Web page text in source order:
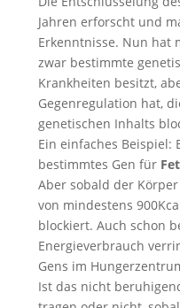
Jahren erforscht und
Erkenntnisse. Nun hat
zwar bestimmte
Krankheiten besitzt,
Gegenregulation hat,
genetischen Inhalts
Ein einfaches Beispiel:
bestimmtes Gen für
Aber sobald der
von mindestens
blockiert. Auch schon
Energieverbrauch
Gens im
Ist das nicht